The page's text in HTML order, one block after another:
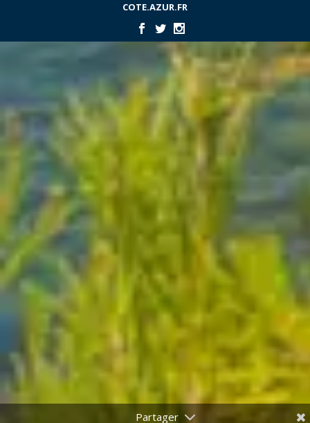
COTE.AZUR.FR